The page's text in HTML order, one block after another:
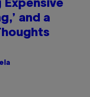
Expensive
and a